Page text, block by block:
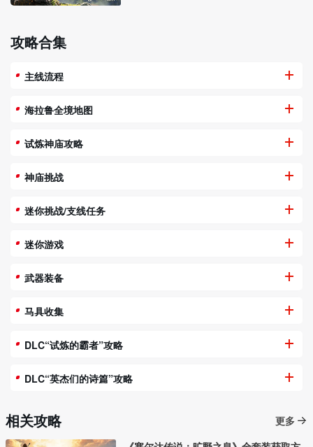
攻略合集
主线流程
海拉鲁全境地图
试炼神庙攻略
神庙挑战
迷你挑战/支线任务
迷你游戏
武器装备
马具收集
DLC“试炼的霸者”攻略
DLC“英杰们的诗篇”攻略
相关攻略
更多